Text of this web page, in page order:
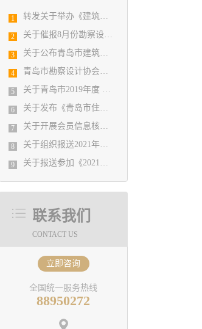
1 转发关于举办《建筑电气与智能化通用规范》 GB55024-2022公益宣贯的通知
2 关于催报8月份勘察设计经济形势月报的通知
3 关于公布青岛市建筑设计BIM技术应用技能选拔赛获奖结果的通知
4 青岛市勘察设计协会暨施工图审查公司2019年度工作总结会议顺利召开
5 关于青岛市2019年度 优秀企业、优秀企业管理者、先进工作者评选结果公示的通知
6 关于发布《青岛市住宅设计质量提升指引》 的通知
7 关于开展会员信息核对工作的通知
8 关于组织报送2021年度山东省工程建设（勘察设计） 优秀QC小组的通知
9 关于报送参加《2021年度山东省优秀工程勘察设计成果竞赛》有关事宜的通知
联系我们
CONTACT US
立即咨询
全国统一服务热线
88950272